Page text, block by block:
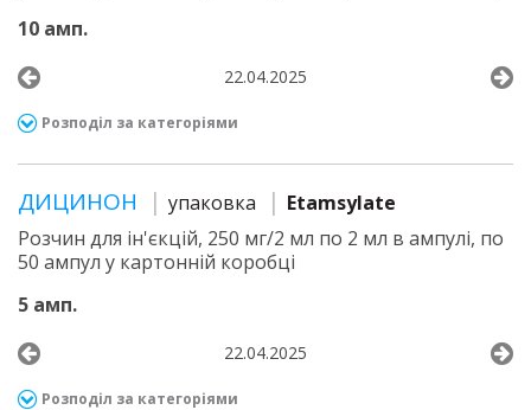
10 амп.
22.04.2025
Розподіл за категоріями
ДИЦИНОН упаковка
Etamsylate
Розчин для ін'єкцій, 250 мг/2 мл по 2 мл в ампулі, по
50 ампул у картонній коробці
5 амп.
22.04.2025
Розподіл за категоріями